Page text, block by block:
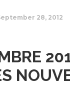
28, 2012